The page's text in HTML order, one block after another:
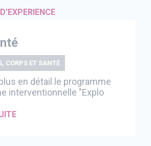
CORPS ET SANTÉ
en détail le programme
interventionnelle "Explo